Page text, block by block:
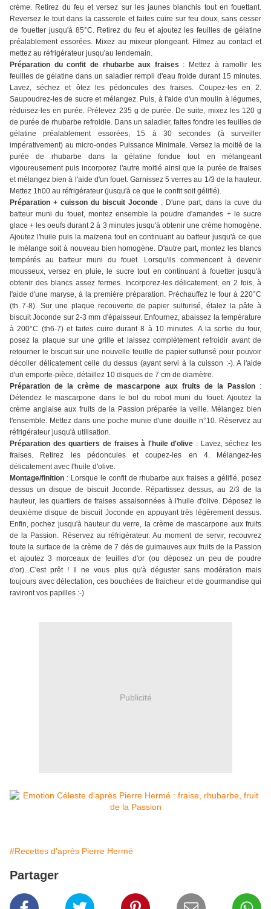
crème. Retirez du feu et versez sur les jaunes blanchis tout en fouettant.
Reversez le tout dans la casserole et faites cuire sur feu doux, sans cesser
de fouetter jusqu'à 85°C. Retirez du feu et ajoutez les feuilles de gélatine
préalablement essorées. Mixez au mixeur plongeant. Filmez au contact et
mettez au réfrigérateur jusqu'au lendemain.
Préparation du confit de rhubarbe aux fraises : Mettez à ramollir les
feuilles de gélatine dans un saladier rempli d'eau froide durant 15 minutes.
Lavez, séchez et ôtez les pédoncules des fraises. Coupez-les en 2.
Saupoudrez-les de sucre et mélangez. Puis, à l'aide d'un moulin à légumes,
réduisez-les en purée. Prélevez 235 g de purée. De suite, mixez les 120 g
de purée de rhubarbe refroidie. Dans un saladier, faites fondre les feuilles de
gélatine préalablement essorées, 15 à 30 secondes (à surveiller
impérativement) au micro-ondes Puissance Minimale. Versez la moitié de la
purée de rhubarbe dans la gélatine fondue tout en mélangeant
vigoureusement puis incorporez l'autre moitié ainsi que la purée de fraises
et mélangez bien à l'aide d'un fouet. Garnissez 5 verres au 1/3 de la hauteur.
Mettez 1h00 au réfrigérateur (jusqu'à ce que le confit soit gélifié).
Préparation + cuisson du biscuit Joconde : D'une part, dans la cuve du
batteur muni du fouet, montez ensemble la poudre d'amandes + le sucre
glace + les oeufs durant 2 à 3 minutes jusqu'à obtenir une crème homogène.
Ajoutez l'huile puis la maïzena tout en continuant au batteur jusqu'à ce que
le mélange soit à nouveau bien homogène. D'autre part, montez les blancs
tempérés au batteur muni du fouet. Lorsqu'ils commencent à devenir
mousseux, versez en pluie, le sucre tout en continuant à fouetter jusqu'à
obtenir des blancs assez fermes. Incorporez-les délicatement, en 2 fois, à
l'aide d'une maryse, à la première préparation. Préchauffez le four à 220°C
(th 7-8). Sur une plaque recouverte de papier sulfurisé, étalez la pâte à
biscuit Joconde sur 2-3 mm d'épaisseur. Enfournez, abaissez la température
à 200°C (th6-7) et faites cuire durant 8 à 10 minutes. A la sortie du four,
posez la plaque sur une grille et laissez complètement refroidir avant de
retourner le biscuit sur une nouvelle feuille de papier sulfurisé pour pouvoir
décoller délicatement celle du dessus (ayant servi à la cuisson :-). A l'aide
d'un emporte-pièce, détaillez 10 disques de 7 cm de diamètre.
Préparation de la crème de mascarpone aux fruits de la Passion:
Détendez le mascarpone dans le bol du robot muni du fouet. Ajoutez la
crème anglaise aux fruits de la Passion préparée la veille. Mélangez bien
l'ensemble. Mettez dans une poche munie d'une douille n°10. Réservez au
réfrigérateur jusqu'à utilisation.
Préparation des quartiers de fraises à l'huile d'olive : Lavez, séchez les
fraises. Retirez les pédoncules et coupez-les en 4. Mélangez-les
délicatement avec l'huile d'olive.
Montage/finition : Lorsque le confit de rhubarbe aux fraises a gélifié, posez
dessus un disque de biscuit Joconde. Répartissez dessus, au 2/3 de la
hauteur, les quartiers de fraises assaisonnées à l'huile d'olive. Déposez le
deuxième disque de biscuit Joconde en appuyant très légèrement dessus.
Enfin, pochez jusqu'à hauteur du verre, la crème de mascarpone aux fruits
de la Passion. Réservez au réfrigérateur. Au moment de servir, recouvrez
toute la surface de la crème de 7 dés de guimauves aux fruits de la Passion
et ajoutez 3 morceaux de feuilles d'or (ou déposez un peu de poudre
d'or)...C'est prêt ! Il ne vous plus qu'à déguster sans modération mais
toujours avec délectation, ces bouchées de fraicheur et de gourmandise qui
raviront vos papilles :-)
Publicité
#Recettes d'après Pierre Hermé
Partager